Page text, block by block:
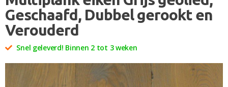
Geschaafd, Dubbel gerookt en
Verouderd
Snel geleverd! Binnen 2 tot 3 weken